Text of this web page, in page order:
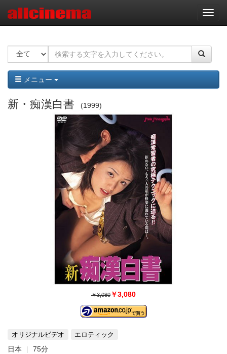
ナ
ビ
ー
ョ
ン
メニュー
新・痴漢白書 1999
￥3,080 ￥3,080
オリジナルビデオ エロティック
日本 75分